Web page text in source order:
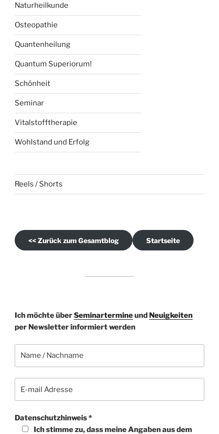
Naturheilkunde
Osteopathie
Quantenheilung
Quantum Superiorum!
Schönheit
Seminar
Vitalstofftherapie
Wohlstand und Erfolg
Reels / Shorts
<< Zurück zum Gesamtblog Startseite
Bitte lasse dieses Feld leer.
Ich möchte überSeminartermineund Neuigkeiten
per Newsletter informiert werden
Datenschutzhinweis *
Ich stimme zu, dass meine Angaben aus dem